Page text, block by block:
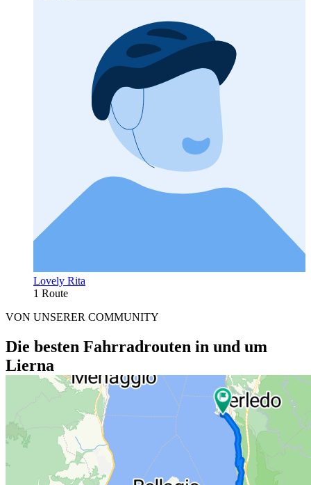
Lovely Rita
1 Route
VON UNSERER COMMUNITY
Die besten Fahrradrouten in und um
Lierna